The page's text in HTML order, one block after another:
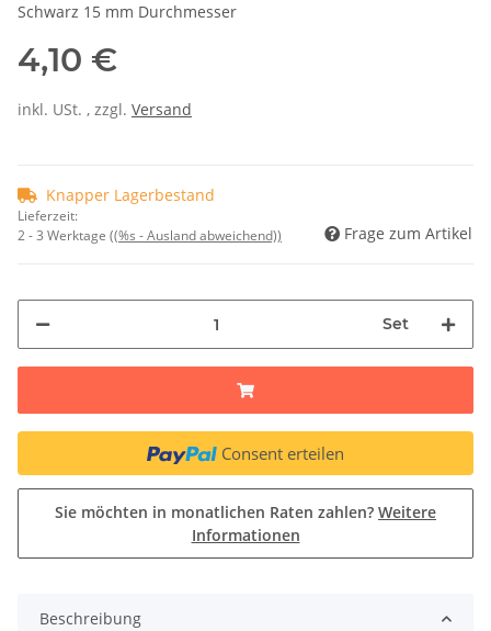
Schwarz 15 mm Durchmesser
4,10 €
inkl. USt. , zzgl. Versand
Knapper Lagerbestand
Lieferzeit:
2 - 3 Werktage ((%s - Ausland abweichend)) Frage zum Artikel
Set
Consent erteilen
Sie möchten in monatlichen Raten zahlen? Weitere
Informationen
Beschreibung